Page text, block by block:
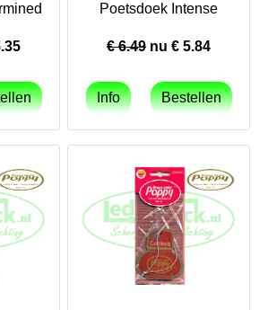
Poetsdoek Intense
€ 6.49 nu € 5.84